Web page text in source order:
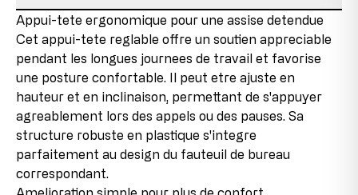
Détails sur l’état de l’article
Produit neuf avec pièces en fin de série
Ce produit est neuf, mais contient des pièces
provenant de stocks restants qui ne sont plus
reproduites en raison de changements dans la gamme
ou de changements de fournisseurs. Ces pièces en fin
de série sont intégrées dans les produits, ce qui nous
permet de proposer le produit à des conditions
avantageuses.
Appui-tete ergonomique pour une assise detendue
Cet appui-tete reglable offre un soutien appreciable
pendant les longues journees de travail et favorise
une posture confortable. Il peut etre ajuste en
hauteur et en inclinaison, permettant de s'appuyer
agreablement lors des appels ou des pauses. Sa
structure robuste en plastique s'integre
parfaitement au design du fauteuil de bureau
correspondant.